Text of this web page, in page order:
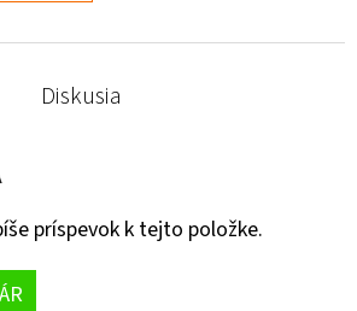
Diskusia
príspevok k tejto položke.